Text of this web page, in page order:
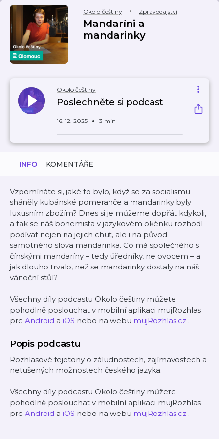
Okolo češtiny Zpravodajství
Mandaríni a
mandarinky
Okolo češtiny
Poslechněte si podcast
16. 12. 2025 3 min
INFO KOMENTÁŘE
Vzpomínáte si, jaké to bylo, když se za socialismu
sháněly kubánské pomeranče a mandarinky byly
luxusním zbožím? Dnes si je můžeme dopřát kdykoli,
a tak se náš bohemista v jazykovém okénku rozhodl
podívat nejen na jejich chuť, ale i na původ
samotného slova mandarinka. Co má společného s
čínskými mandaríny – tedy úředníky, ne ovocem – a
jak dlouho trvalo, než se mandarinky dostaly na náš
vánoční stůl?
Všechny díly podcastu Okolo češtiny můžete
pohodlně poslouchat v mobilní aplikaci mujRozhlas
pro Android a iOS nebo na webu mujRozhlas.cz .
Popis podcastu
Rozhlasové fejetony o záludnostech, zajímavostech a
netušených možnostech českého jazyka.
Všechny díly podcastu Okolo češtiny můžete
pohodlně poslouchat v mobilní aplikaci mujRozhlas
pro Android a iOS nebo na webu mujRozhlas.cz .